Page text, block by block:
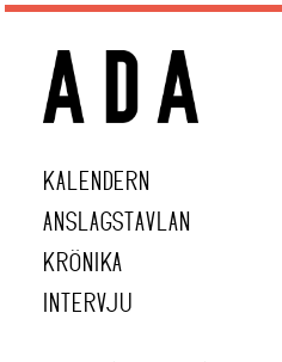
KALENDERN
ANSLAGSTAVLAN
KRÖNIKA
INTERVJU